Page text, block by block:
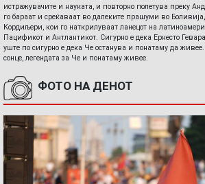
истражувачите и науката, и повторно полетува преку
го бараат и среќаваат во далеките прашуми во
Кордиљери, кои го наткрилуваат ланецот на
Пацификот и Антлантикот. Сигурно е дека Ернесто
уште по сигурно е дека Че останува и понатаму да
сонце, легендата за Че и понатаму живее.
ФОТО НА ДЕНОТ